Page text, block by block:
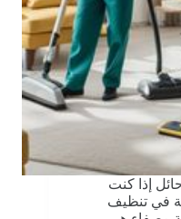
إذا كنت
في تنظيف